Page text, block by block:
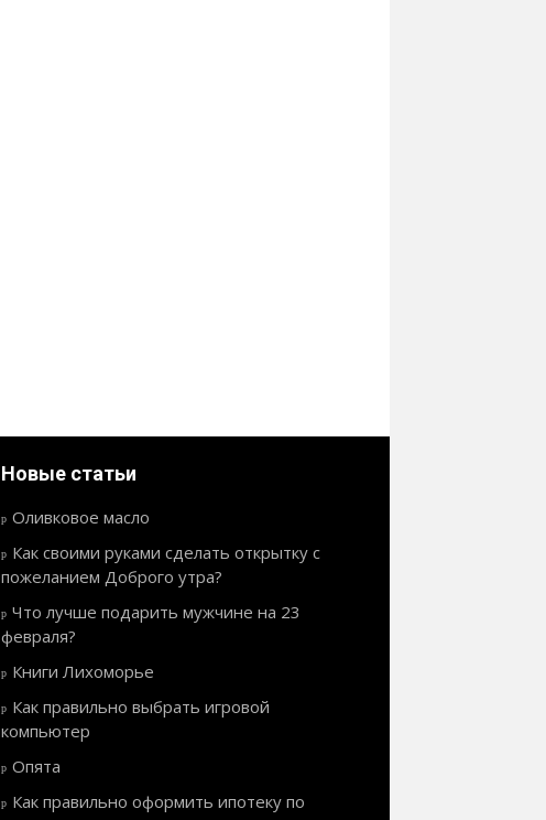
Новые статьи
Оливковое масло
Как своими руками сделать открытку с
пожеланием Доброго утра?
Что лучше подарить мужчине на 23
февраля?
Книги Лихоморье
Как правильно выбрать игровой
компьютер
Опята
Как правильно оформить ипотеку по